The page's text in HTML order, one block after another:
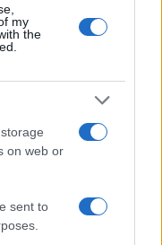
my
the
on web or
sent to
vera peste
fallito
dei cittadini che
più il lavoro,
delle paure
non
almeno 3
differenti.